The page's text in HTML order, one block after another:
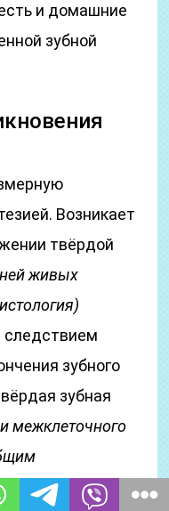
и домашние
зубной
Возникает
твёрдой
живых
следствием
зубного
зубная
межклеточного
и выполняемыми